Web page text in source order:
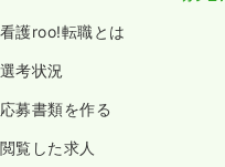
看護roo!転職とは
選考状況
応募書類を作る
閲覧した求人